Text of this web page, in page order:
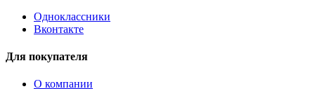
Одноклассники
Вконтакте
Для покупателя
О компании